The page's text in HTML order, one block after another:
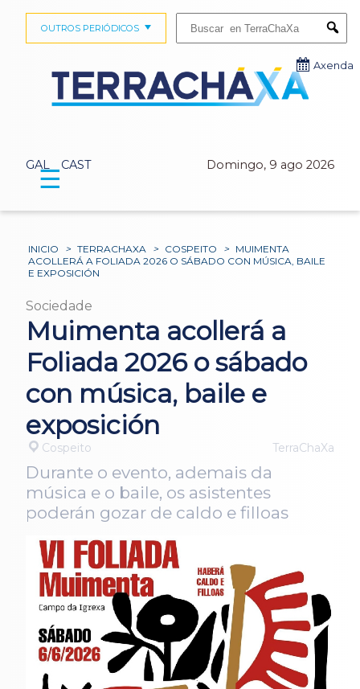
GAL CAST Domingo, 9 ago 2026
OUTROS PERIÓDICOS
Axenda
☰
INICIO > TERRACHAXA > COSPEITO > MUIMENTA
ACOLLERÁ A FOLIADA 2026 O SÁBADO CON MÚSICA, BAILE
E EXPOSICIÓN
Sociedade
Muimenta acollerá a
Foliada 2026 o sábado
con música, baile e
exposición
Cospeito TerraChaXa
Durante o evento, ademais da
música e o baile, os asistentes
poderán gozar de caldo e filloas